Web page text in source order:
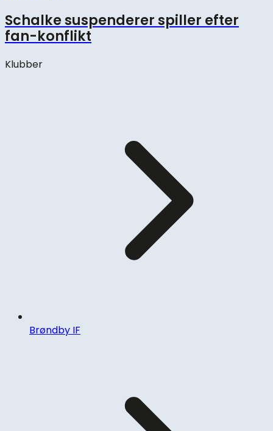
Schalke suspenderer spiller efter
fan-konflikt
Klubber
Brøndby IF